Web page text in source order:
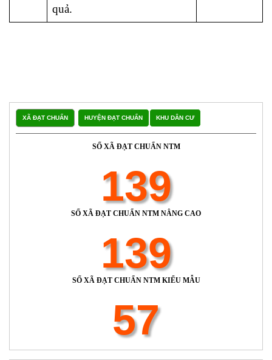
quả.
XÃ ĐẠT CHUẨN HUYỆN ĐẠT CHUẨN KHU DÂN CƯ
SỐ XÃ ĐẠT CHUẨN NTM
139
SỐ XÃ ĐẠT CHUẨN NTM NÂNG CAO
139
SỐ XÃ ĐẠT CHUẨN NTM KIỂU MẪU
57